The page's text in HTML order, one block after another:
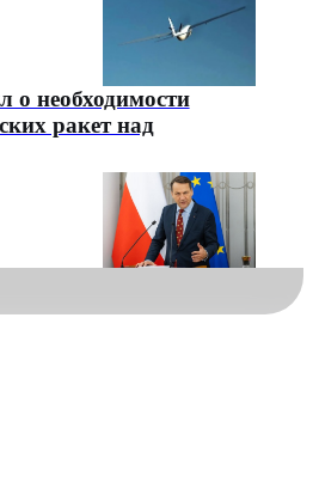
о необходимости
ракет над